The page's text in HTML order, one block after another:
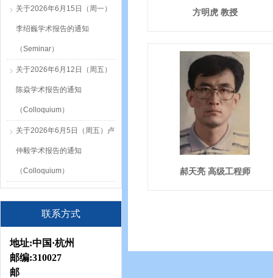
关于2026年6月15日（周一）
李绍巍学术报告的通知
（Seminar）
关于2026年6月12日（周五）
陈焱学术报告的通知
（Colloquium）
关于2026年6月5日（周五）卢
仲毅学术报告的通知
（Colloquium）
联系方式
地址:中国·杭州
邮编:310027
邮
方明虎 教授
郝天亮 高级工程师